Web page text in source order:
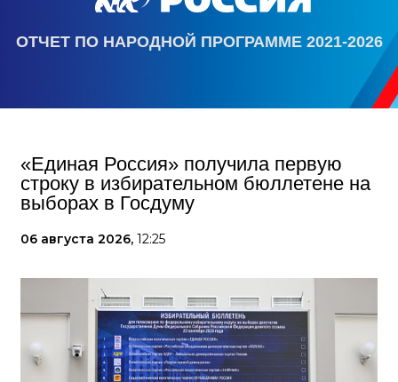
ОТЧЕТ ПО НАРОДНОЙ ПРОГРАММЕ 2021-2026
«Единая Россия» получила первую
строку в избирательном бюллетене на
выборах в Госдуму
06 августа 2026, 12:25